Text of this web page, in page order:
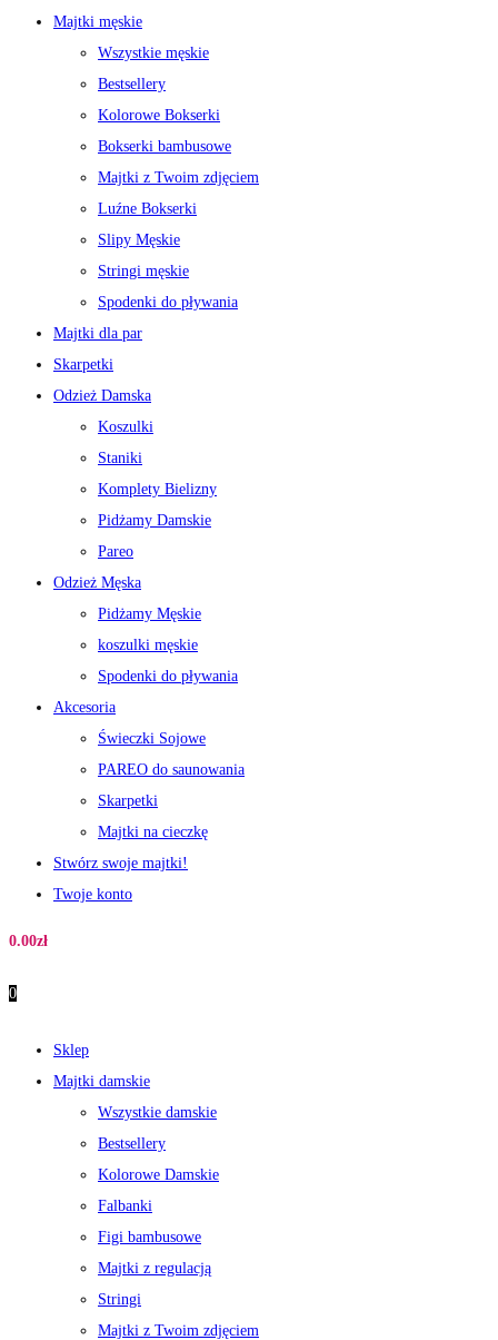
Majtki męskie
Wszystkie męskie
Bestsellery
Kolorowe Bokserki
Bokserki bambusowe
Majtki z Twoim zdjęciem
Luźne Bokserki
Slipy Męskie
Stringi męskie
Spodenki do pływania
Majtki dla par
Skarpetki
Odzież Damska
Koszulki
Staniki
Komplety Bielizny
Pidżamy Damskie
Pareo
Odzież Męska
Pidżamy Męskie
koszulki męskie
Spodenki do pływania
Akcesoria
Świeczki Sojowe
PAREO do saunowania
Skarpetki
Majtki na cieczkę
Stwórz swoje majtki!
Twoje konto
0.00zł
0
Sklep
Majtki damskie
Wszystkie damskie
Bestsellery
Kolorowe Damskie
Falbanki
Figi bambusowe
Majtki z regulacją
Stringi
Majtki z Twoim zdjęciem